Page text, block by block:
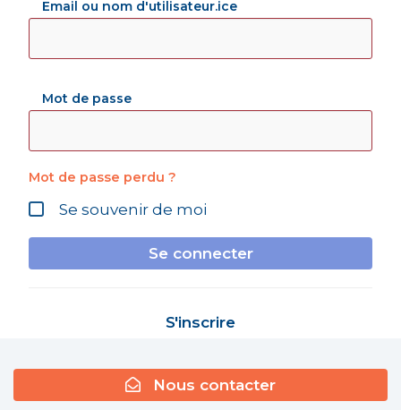
Email ou nom d'utilisateur.ice
Mot de passe
Mot de passe perdu ?
Se souvenir de moi
Se connecter
S'inscrire
Nous contacter